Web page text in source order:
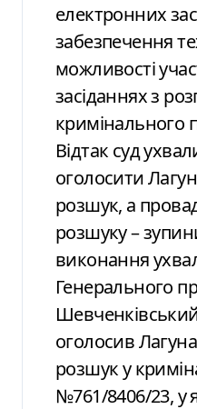
електронних
забезпечення
можливості
засіданнях з
кримінального
Відтак суд
оголосити
розшук, а
розшуку –
виконання
Генерального
оголосив
розшук у
№761/8406/23, у